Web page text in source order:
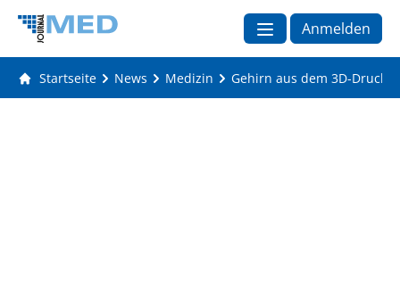
Anmelden
Startseite News Medizin Gehirn aus dem 3D-